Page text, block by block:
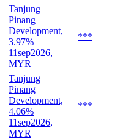
Tanjung
Pinang
Development,
3.97%
11sep2026,
MYR
***
Tanjung
Pinang
Development,
4.06%
11sep2026,
MYR
***